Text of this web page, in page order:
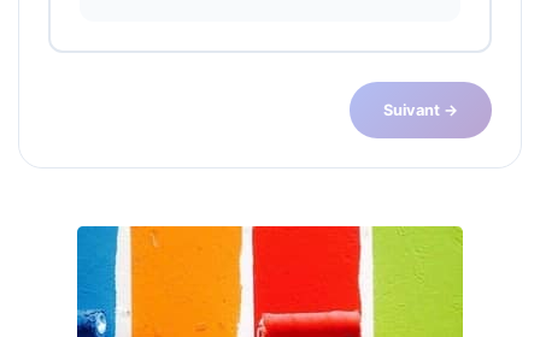
Suivant →